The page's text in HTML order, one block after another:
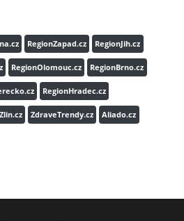
RegionZapad.cz RegionJih.cz
RegionOlomouc.cz RegionBrno.cz
RegionHradec.cz
ZdraveTrendy.cz Aliado.cz